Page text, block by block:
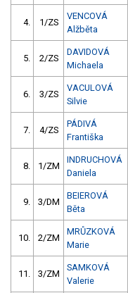
4. 1/ZS
VENCOVÁ
Alžběta
5. 2/ZS
DAVIDOVÁ
Michaela
6. 3/ZS
VACULOVÁ
Silvie
7. 4/ZS
PÁDIVÁ
Františka
8. 1/ZM
INDRUCHOVÁ
Daniela
9. 3/DM
BEIEROVÁ
Běta
10. 2/ZM
MRŮZKOVÁ
Marie
11. 3/ZM
SAMKOVÁ
Valerie